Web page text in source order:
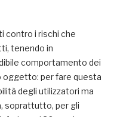
contro i rischi che
tenendo in
comportamento dei
oggetto: per fare questa
degli utilizzatori ma
soprattutto, per gli